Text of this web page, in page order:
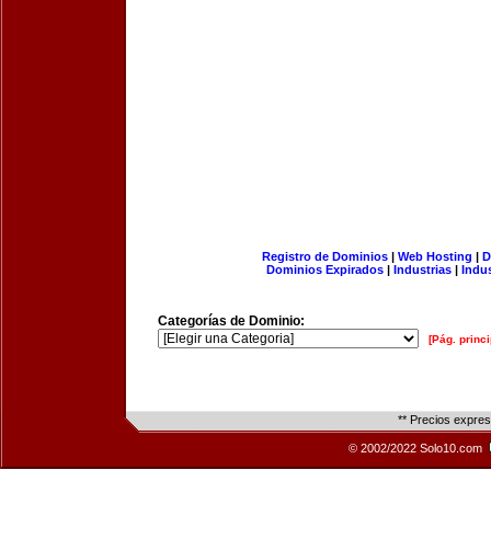
Registro de Dominios| Web Hosting |
Dominios Expirados | Industrias |
Categorías de Dominio:
[Pág.
** Precios
© 2002/2022 Solo10.com